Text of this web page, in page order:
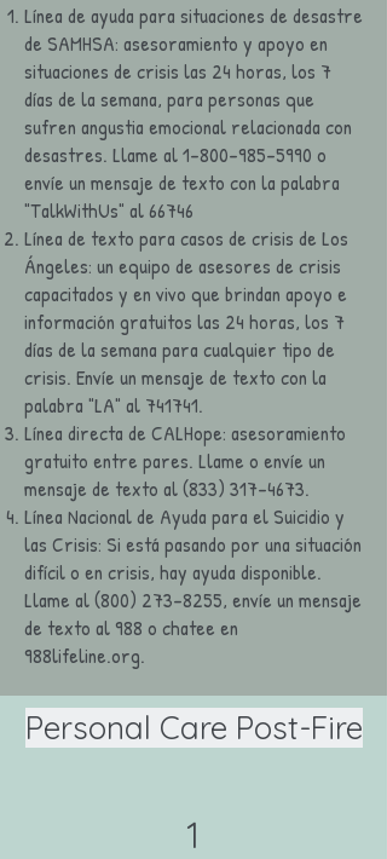
Línea de ayuda para situaciones de desastre
de SAMHSA: asesoramiento y apoyo en
situaciones de crisis las 24 horas, los 7
días de la semana, para personas que
sufren angustia emocional relacionada con
desastres. Llame al1-800-985-5990 o
envíe un mensaje de texto con la palabra
"TalkWithUs" al 66746
Línea de texto para casos de crisis de Los
Ángeles: un equipo de asesores de crisis
capacitados y en vivo que brindan apoyo e
información gratuitos las 24 horas, los 7
días de la semana para cualquier tipo de
crisis. Envíe un mensaje de texto con la
palabra "LA" al 741741.
Línea directa de CALHope: asesoramiento
gratuito entre pares. Llame o envíe un
mensaje de texto al(833) 317-4673.
Línea Nacional de Ayuda para el Suicidio y
las Crisis: Si está pasando por una situación
difícil o en crisis, hay ayuda disponible.
Llame al(800) 273-8255, envíe un mensaje
de texto al 988 o chatee en
988lifeline.org.
Personal Care Post-Fire
1